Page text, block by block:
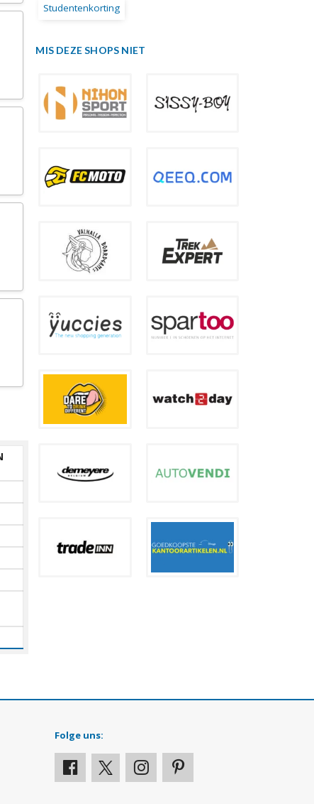
Studentenkorting
MIS DEZE SHOPS NIET
Folge uns: